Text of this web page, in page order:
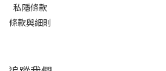
私隱條款
條款與細則